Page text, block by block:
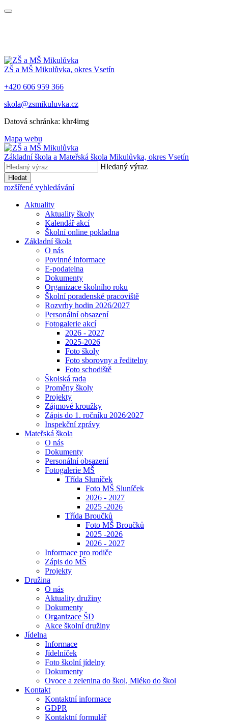
ZŠ a MŠ Mikulůvka, okres Vsetín
+420 606 959 366
skola@zsmikuluvka.cz
Datová schránka: khr4img
Mapa webu
Základní škola a Mateřská škola Mikulůvka, okres Vsetín
Hledaný výraz
Hledat
rozšířené vyhledávání
Aktuality
Aktuality školy
Kalendář akcí
Školní online pokladna
Základní škola
O nás
Povinné informace
E-podatelna
Dokumenty
Organizace školního roku
Školní poradenské pracoviště
Rozvrhy hodin 2026/2027
Personální obsazení
Fotogalerie akcí
2026 - 2027
2025-2026
Foto školy
Foto sborovny a ředitelny
Foto schodiště
Školská rada
Proměny školy
Projekty
Zájmové kroužky
Zápis do 1. ročníku 2026⁄2027
Inspekční zprávy
Mateřská škola
O nás
Dokumenty
Personální obsazení
Fotogalerie MŠ
Třída Sluníček
Foto MŠ Sluníček
2026 - 2027
2025 -2026
Třída Broučků
Foto MŠ Broučků
2025 -2026
2026 - 2027
Informace pro rodiče
Zápis do MŠ
Projekty
Družina
O nás
Aktuality družiny
Dokumenty
Organizace ŠD
Akce školní družiny
Jídelna
Informace
Jídelníček
Foto školní jídelny
Dokumenty
Ovoce a zelenina do škol, Mléko do škol
Kontakt
Kontaktní informace
GDPR
Kontaktní formulář